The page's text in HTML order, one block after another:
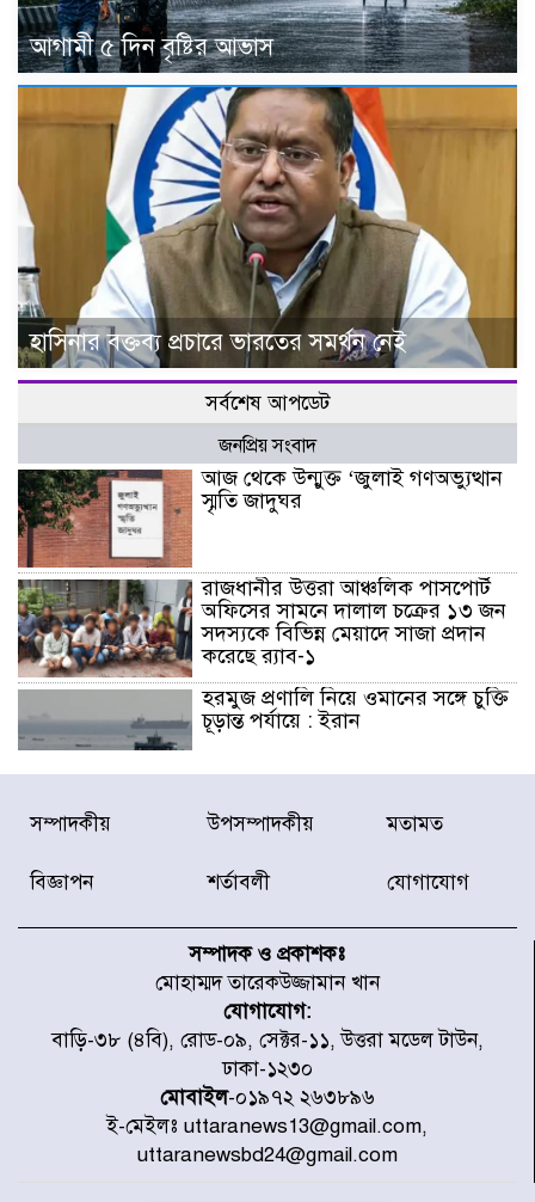
আগামী ৫ দিন বৃষ্টির আভাস
হাসিনার বক্তব্য প্রচারে ভারতের সমর্থন নেই
সর্বশেষ আপডেট
জনপ্রিয় সংবাদ
আজ থেকে উন্মুক্ত ‘জুলাই গণঅভ্যুত্থান
স্মৃতি জাদুঘর
রাজধানীর উত্তরা আঞ্চলিক পাসপোর্ট
অফিসের সামনে দালাল চক্রের ১৩ জন
সদস্যকে বিভিন্ন মেয়াদে সাজা প্রদান
করেছে র‌্যাব-১
হরমুজ প্রণালি নিয়ে ওমানের সঙ্গে চুক্তি
চূড়ান্ত পর্যায়ে : ইরান
প্রত্যেক অপরাধীর বিচার এ দেশেই
হবে, সে যত শক্তিশালীই হোক না কেন,
প্রতিমন্ত্রী মীর হেলাল
হাসিনার বক্তব্য প্রচারে ভারতের সমর্থন
নেই
জুলাই গণঅভ্যুত্থানে আহত যোদ্ধা
মিতুর খোঁজ নিলেন প্রধানমন্ত্রী
সম্পাদকীয় উপসম্পাদকীয় মতামত
বিজ্ঞাপন শর্তাবলী যোগাযোগ
সম্পাদক ও প্রকাশকঃ
মোহাম্মদ তারেকউজ্জামান খান
যোগাযোগ:
বাড়ি-৩৮ (৪বি), রোড-০৯, সেক্টর-১১, উত্তরা মডেল টাউন,
ঢাকা-১২৩০
মোবাইল-০১৯৭২ ২৬৩৮৯৬
ই-মেইলঃ uttaranews13@gmail.com,
uttaranewsbd24@gmail.com